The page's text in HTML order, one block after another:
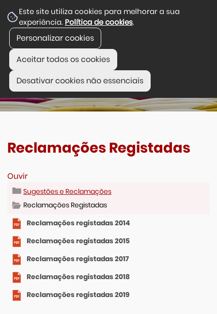
Este site utiliza cookies para melhorar a sua
experiência. Política de cookies.
Personalizar cookies
Aceitar todos os cookies
Desativar cookies não essenciais
Reclamações Registadas
Ouvir
Sugestões e Reclamações
Reclamações Registadas
Reclamações registadas 2014
Reclamações registadas 2015
Reclamações registadas 2017
Reclamações registadas 2018
Reclamações registadas 2019